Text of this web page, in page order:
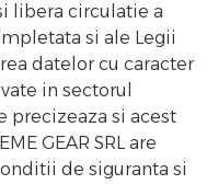
libera circulatie a
si ale Legii
datelor cu caracter
in sectorul
precizeaza si acest
GEAR SRL are
de siguranta si